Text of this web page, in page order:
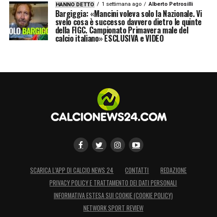
di due figure leader come loro due per
creare il nostro futuro».
HANNO DETTO 1 settimana ago Alberto Petrosilli
Bargiggia: «Mancini voleva solo la Nazionale. Vi
svelo cosa è successo davvero dietro le quinte
della FIGC. Campionato Primavera male del
calcio italiano» ESCLUSIVA e VIDEO
SCARICA L’APP DI CALCIO NEWS 24 CONTATTI
REDAZIONE
PRIVACY POLICY E TRATTAMENTO DEI DATI PERSONALI
INFORMATIVA ESTESA SUI COOKIE (COOKIE POLICY)
NETWORK SPORT REVIEW